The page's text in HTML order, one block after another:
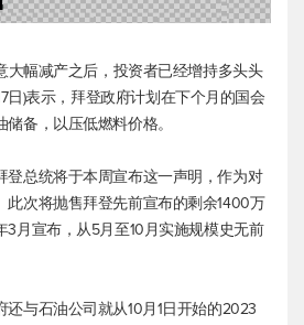
大幅减产之后，投资者已经增持多头头
日)表示，拜登政府计划在下个月的国会
备，以压低燃料价格。
登总统将于本周宣布这一声明，作为对
此次将抛售拜登先前宣布的剩余1400万
3月宣布，从5月至10月实施规模史无前
还与石油公司就从10月1日开始的2023